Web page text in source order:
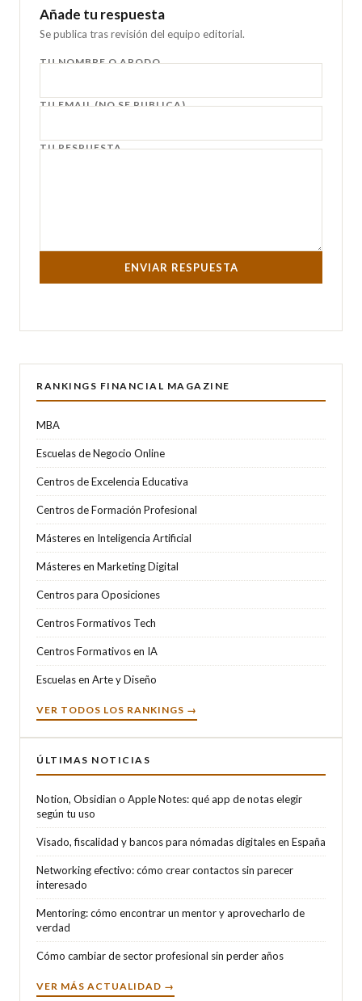
Añade tu respuesta
Se publica tras revisión del equipo editorial.
TU NOMBRE O APODO
TU EMAIL (NO SE PUBLICA)
TU RESPUESTA
ENVIAR RESPUESTA
RANKINGS FINANCIAL MAGAZINE
MBA
Escuelas de Negocio Online
Centros de Excelencia Educativa
Centros de Formación Profesional
Másteres en Inteligencia Artificial
Másteres en Marketing Digital
Centros para Oposiciones
Centros Formativos Tech
Centros Formativos en IA
Escuelas en Arte y Diseño
VER TODOS LOS RANKINGS →
ÚLTIMAS NOTICIAS
Notion, Obsidian o Apple Notes: qué app de notas elegir
según tu uso
Visado, fiscalidad y bancos para nómadas digitales en España
Networking efectivo: cómo crear contactos sin parecer
interesado
Mentoring: cómo encontrar un mentor y aprovecharlo de
verdad
Cómo cambiar de sector profesional sin perder años
VER MÁS ACTUALIDAD →